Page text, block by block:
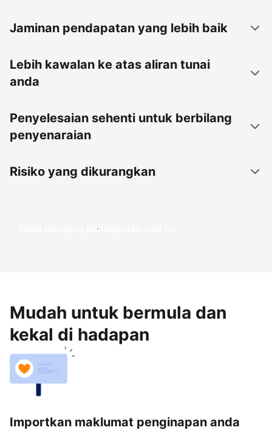
Jaminan pendapatan yang lebih baik
Lebih kawalan ke atas aliran tunai
anda
Penyelesaian sehenti untuk berbilang
penyenaraian
Risiko yang dikurangkan
Mula menjana pendapatan hari ini
Mudah untuk bermula dan
kekal di hadapan
Importkan maklumat penginapan anda